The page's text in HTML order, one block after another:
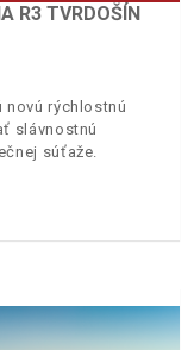
R3 TVRDOŠÍN
novú rýchlostnú
slávnostnú
súťaže.